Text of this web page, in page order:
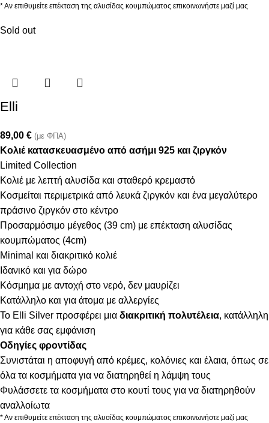
* Αν επιθυμείτε επέκταση της αλυσίδας κουμπώματος επικοινωνήστε μαζί μας
Sold out
Elli
89,00 € (με ΦΠΑ)
Κολιέ κατασκευασμένο από ασήμι 925 και ζιργκόν
Limited Collection
Κολιέ με λεπτή αλυσίδα και σταθερό κρεμαστό
Κοσμείται περιμετρικά από λευκά ζιργκόν και ένα μεγαλύτερο
πράσινο ζιργκόν στο κέντρο
Προσαρμόσιμο μέγεθος (39 cm) με επέκταση αλυσίδας
κουμπώματος (4cm)
Minimal και διακριτικό κολιέ
Ιδανικό και για δώρο
Κόσμημα με αντοχή στο νερό, δεν μαυρίζει
Κατάλληλο και για άτομα με αλλεργίες
Το Elli Silver προσφέρει μια διακριτική πολυτέλεια, κατάλληλη
για κάθε σας εμφάνιση
Οδηγίες φροντίδας
Συνιστάται η αποφυγή από κρέμες, κολόνιες και έλαια, όπως σε
όλα τα κοσμήματα για να διατηρηθεί η λάμψη τους
Φυλάσσετε τα κοσμήματα στο κουτί τους για να διατηρηθούν
αναλλοίωτα
* Αν επιθυμείτε επέκταση της αλυσίδας κουμπώματος επικοινωνήστε μαζί μας